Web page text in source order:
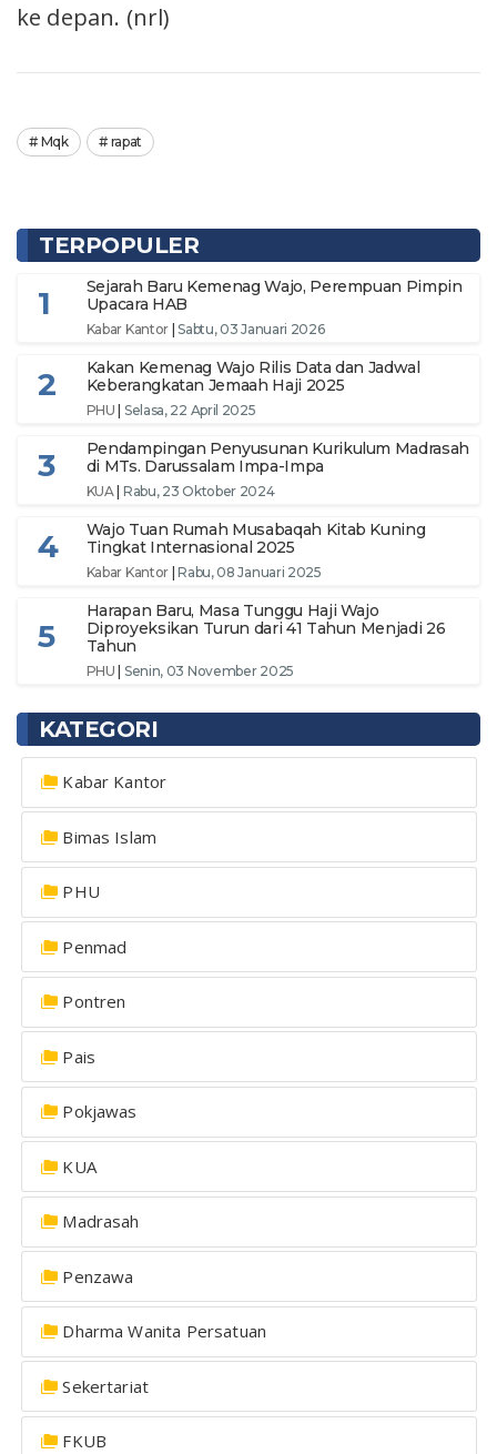
ke depan. (nrl)
Mqk rapat
TERPOPULER
1
Sejarah Baru Kemenag Wajo, Perempuan Pimpin
Upacara HAB
Kabar Kantor |Sabtu, 03 Januari 2026
2
Kakan Kemenag Wajo Rilis Data dan Jadwal
Keberangkatan Jemaah Haji 2025
PHU Selasa, 22 April 2025
3
Pendampingan Penyusunan Kurikulum Madrasah
di MTs. Darussalam Impa-Impa
KUA Rabu, 23 Oktober 2024
4
Wajo Tuan Rumah Musabaqah Kitab Kuning
Tingkat Internasional 2025
Kabar Kantor |Rabu, 08 Januari 2025
5
Harapan Baru, Masa Tunggu Haji Wajo
Diproyeksikan Turun dari 41 Tahun Menjadi 26
Tahun
PHU Senin, 03 November 2025
KATEGORI
Kabar Kantor
Bimas Islam
PHU
Penmad
Pontren
Pais
Pokjawas
KUA
Madrasah
Penzawa
Dharma Wanita Persatuan
Sekertariat
FKUB